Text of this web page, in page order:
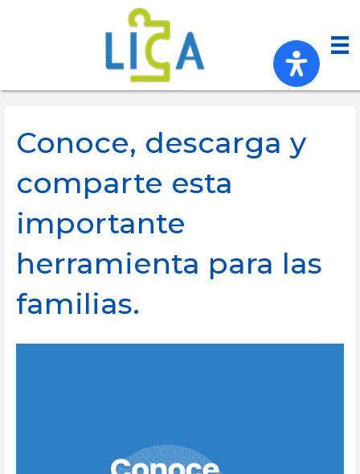
Conoce, descarga y
comparte esta
importante
herramienta para las
familias.